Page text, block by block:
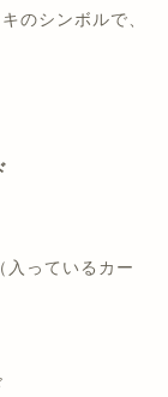
のシンボルで、
（入っているカー